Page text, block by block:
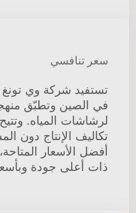
سعر تنافسي
تستفيد شركة وي تونغ
في الصين وتطبّق
لرشاشات المياه.
تكاليف الإنتاج دون
أفضل الأسعار
ذات أعلى جودة